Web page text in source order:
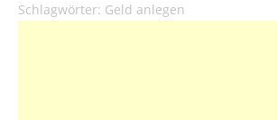
Schlagwörter: Geld anlegen